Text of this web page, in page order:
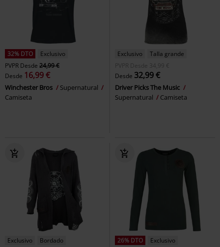
32% DTO
Exclusivo
PVPR Desde 24,99 €
Desde 16,99 €
Winchester Bros
Supernatural
Camiseta
Exclusivo
Talla grande
PVPR
Desde 34,99 €
Desde 32,99 €
Driver Picks The Music
Supernatural
Camiseta
Exclusivo
Bordado
26% DTO
Exclusivo